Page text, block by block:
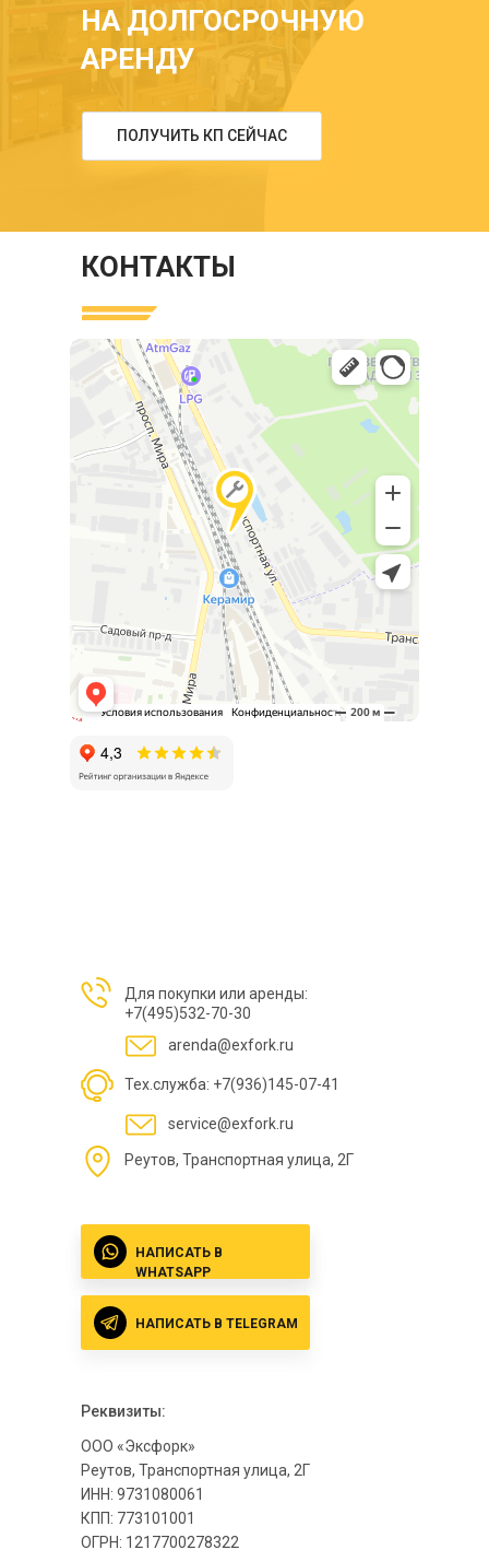
НА ДОЛГОСРОЧНУЮ
АРЕНДУ
ПОЛУЧИТЬ КП СЕЙЧАС
Для покупки или аренды:
+7(495)532-70-30
КОНТАКТЫ
service@exfork.ru
arenda@exfork.ru
ООО «Эксфорк»
Реутов, Транспортная улица, 2Г
ИНН: 9731080061
КПП: 773101001
ОГРН: 1217700278322
Реутов, Транспортная улица, 2Г
Тех.служба: +7(936)145-07-41
Реквизиты:
НАПИСАТЬ В
WHATSAPP
НАПИСАТЬ В TELEGRAM